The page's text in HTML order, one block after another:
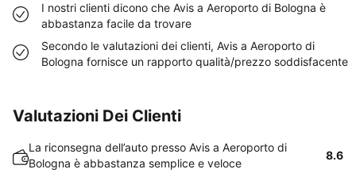
I nostri clienti dicono che Avis a Aeroporto di Bologna è
abbastanza facile da trovare
Secondo le valutazioni dei clienti, Avis a Aeroporto di
Bologna fornisce un rapporto qualità/prezzo soddisfacente
Valutazioni Dei Clienti
La riconsegna dell’auto presso Avis a Aeroporto di
Bologna è abbastanza semplice e veloce
8.6